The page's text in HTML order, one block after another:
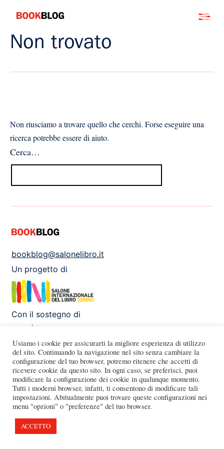
contenuto
Bookblog
Non trovato
Non riusciamo a trovare quello che cerchi. Forse eseguire una
ricerca potrebbe essere di aiuto.
Cerca…
bookblog@salonelibro.it
Un progetto di
Con il sostegno di
FacebookInstagram
X Youtube
Usiamo i cookie per assicurarti la migliore esperienza di utilizzo
del sito. Continuando la navigazione nel sito senza cambiare la
configurazione del tuo browser, potremo ritenere che accetti di
ricevere cookie da questo sito. In ogni caso, se preferisci, puoi
modificare la configurazione dei cookie in qualunque momento.
Tutti i moderni browser, infatti, ti consentono di modificare tali
impostazioni. Abitualmente puoi trovare queste configurazioni nei
menu "opzioni" o "preferenze" del tuo browser.
ACCETTO